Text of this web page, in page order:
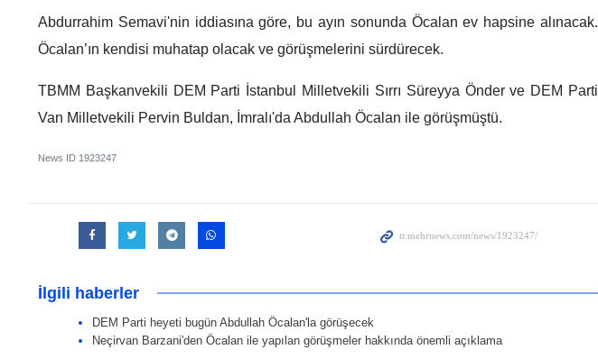
Abdurrahim Semavi'nin iddiasına göre, bu ayın sonunda Öcalan ev hapsine alınacak.
Öcalan’ın kendisi muhatap olacak ve görüşmelerini sürdürecek.
TBMM Başkanvekili DEM Parti İstanbul Milletvekili Sırrı Süreyya Önder ve DEM Parti
Van Milletvekili Pervin Buldan, İmralı'da Abdullah Öcalan ile görüşmüştü.
News ID 1923247
İlgili haberler
DEM Parti heyeti bugün Abdullah Öcalan'la görüşecek
Neçirvan Barzani'den Öcalan ile yapılan görüşmeler hakkında önemli açıklama